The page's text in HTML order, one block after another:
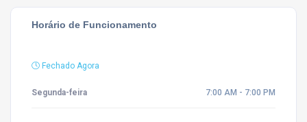
Horário de Funcionamento
Fechado Agora
Segunda-feira 7:00 AM - 7:00 PM